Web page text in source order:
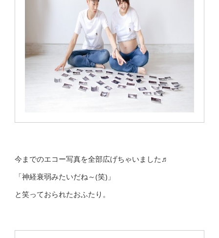
今までのエコー写真を全部広げちゃいました♬
「神経衰弱みたいだね～(笑)」
と笑っておられたおふたり。